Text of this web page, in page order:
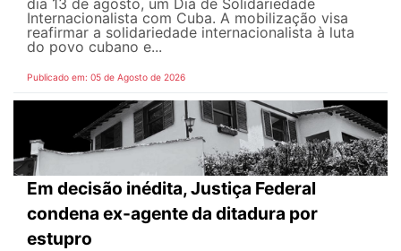
dia 13 de agosto, um Dia de Solidariedade
Internacionalista com Cuba. A mobilização visa
reafirmar a solidariedade internacionalista à luta
do povo cubano e...
Publicado em: 05 de Agosto de 2026
Em decisão inédita, Justiça Federal
condena ex-agente da ditadura por
estupro